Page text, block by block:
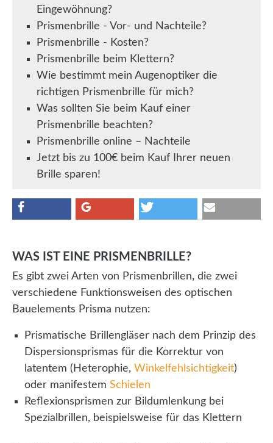
Eingewöhnung?
Prismenbrille - Vor- und Nachteile?
Prismenbrille - Kosten?
Prismenbrille beim Klettern?
Wie bestimmt mein Augenoptiker die
richtigen Prismenbrille für mich?
Was sollten Sie beim Kauf einer
Prismenbrille beachten?
Prismenbrille online – Nachteile
Jetzt bis zu 100€ beim Kauf Ihrer neuen
Brille sparen!
WAS IST EINE PRISMENBRILLE?
Es gibt zwei Arten von Prismenbrillen, die zwei
verschiedene Funktionsweisen des optischen
Bauelements Prisma nutzen:
Prismatische Brillengläser nach dem Prinzip des
Dispersionsprismas für die Korrektur von
latentem (Heterophie, Winkelfehlsichtigkeit)
oder manifestem Schielen
Reflexionsprismen zur Bildumlenkung bei
Spezialbrillen, beispielsweise für das Klettern